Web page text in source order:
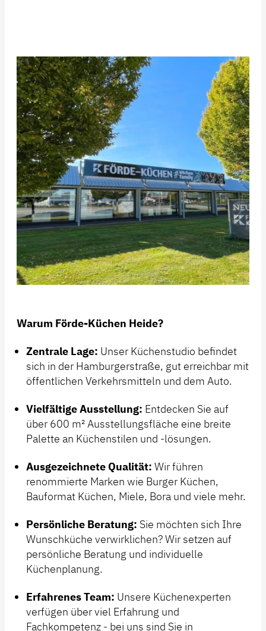
Warum Förde-Küchen Heide?
Zentrale Lage: Unser Küchenstudio befindet
sich in der Hamburgerstraße, gut erreichbar mit
öffentlichen Verkehrsmitteln und dem Auto.
Vielfältige Ausstellung: Entdecken Sie auf
über 600 m² Ausstellungsfläche eine breite
Palette an Küchenstilen und -lösungen.
Ausgezeichnete Qualität: Wir führen
renommierte Marken wie Burger Küchen,
Bauformat Küchen, Miele, Bora und viele mehr.
Persönliche Beratung: Sie möchten sich Ihre
Wunschküche verwirklichen? Wir setzen auf
persönliche Beratung und individuelle
Küchenplanung.
Erfahrenes Team: Unsere Küchenexperten
verfügen über viel Erfahrung und
Fachkompetenz - bei uns sind Sie in